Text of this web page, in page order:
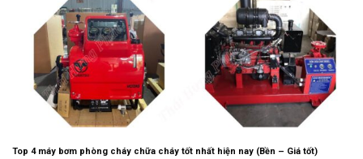
Top 4 máy bơm phòng cháy chữa cháy tốt nhất hiện nay (Bền – Giá tốt)